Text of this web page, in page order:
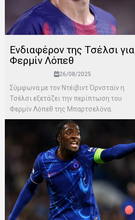
Ενδιαφέρον της Τσέλσι για
Φερμίν Λόπεθ
26/08/2025
Σύμφωνα με τον Ντέιβιντ Όρνσταϊν η
Τσέλσι εξετάζει την περίπτωση του
Φερμίν Λόπεθ της Μπαρτσελόνα.